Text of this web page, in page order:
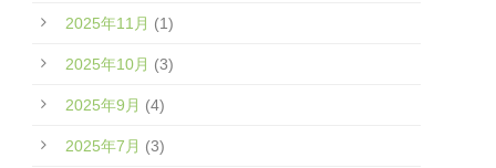
2025年11月 (1)
2025年10月 (3)
2025年9月 (4)
2025年7月 (3)